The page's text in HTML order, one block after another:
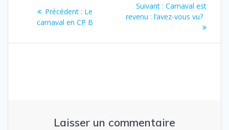
l’article
Précédent : Article
précédent
Le
carnaval en CP B
Suivant : Article
suivant
Carnaval est
revenu : l’avez-vous vu?
Laisser un commentaire